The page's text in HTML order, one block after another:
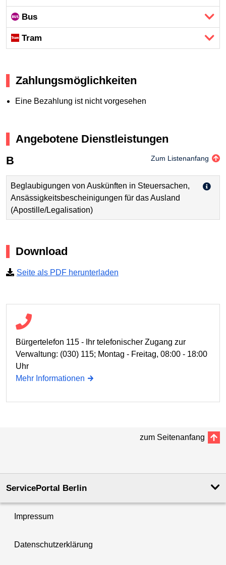
Bus
Tram
Zahlungsmöglichkeiten
Eine Bezahlung ist nicht vorgesehen
Angebotene Dienstleistungen
B
Zum Listenanfang
Beglaubigungen von Auskünften in Steuersachen,
Ansässigkeitsbescheinigungen für das Ausland
(Apostille/Legalisation)
Download
Seite als PDF herunterladen
Bürgertelefon 115 - Ihr telefonischer Zugang zur
Verwaltung: (030) 115; Montag - Freitag, 08:00 - 18:00
Uhr
Mehr Informationen
zum Seitenanfang
ServicePortal Berlin
Impressum
Datenschutzerklärung